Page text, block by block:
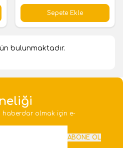
1 Adet
Sepete Ekle
bulunmaktadır.
haberdar olmak için e-
ABONE OL